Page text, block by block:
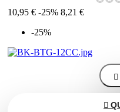
10,95 € -25% 8,21 €
-25%

